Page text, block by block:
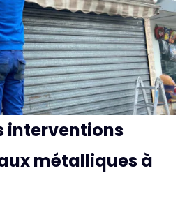
interventions
métalliques à